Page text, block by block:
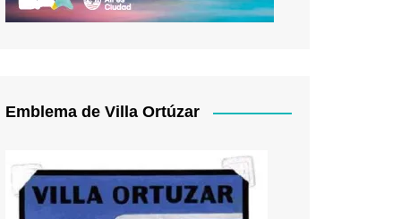
Emblema de Villa Ortúzar